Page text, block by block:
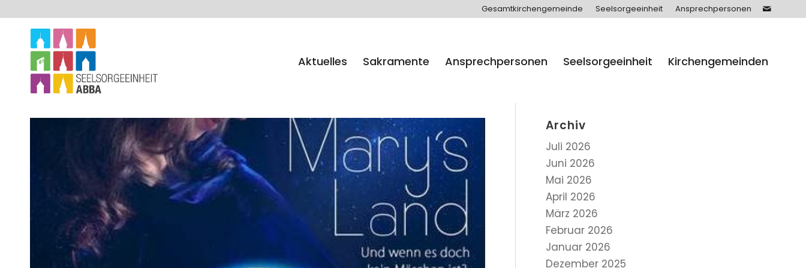
Gesamtkirchengemeinde Seelsorgeeinheit Ansprechpersonen
Aktuelles Sakramente Ansprechpersonen Seelsorgeeinheit Kirchengemeinden
Archiv
Juli 2026
Juni 2026
Mai 2026
April 2026
März 2026
Februar 2026
Januar 2026
Dezember 2025